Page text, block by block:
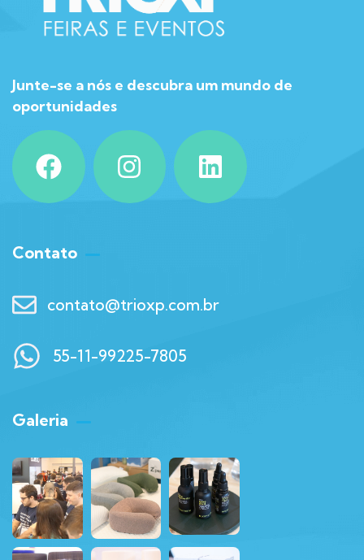
Junte-se a nós e descubra um mundo de
oportunidades
Contato
contato@trioxp.com.br
55-11-99225-7805
Galeria